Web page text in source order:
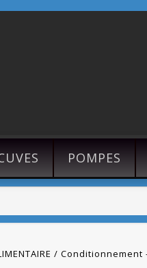
POMPES
Conditionnement